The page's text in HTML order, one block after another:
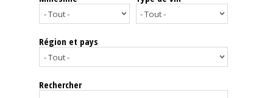
Notes
dégustation
Région et pays
Rechercher